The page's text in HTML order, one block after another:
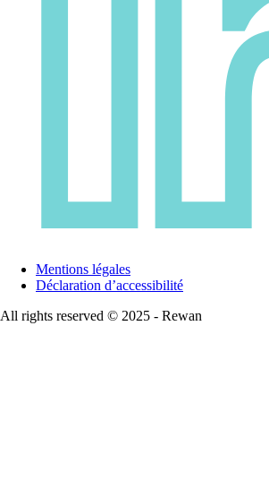
Mentions légales
Déclaration d’accessibilité
All rights reserved © 2025 - Rewan